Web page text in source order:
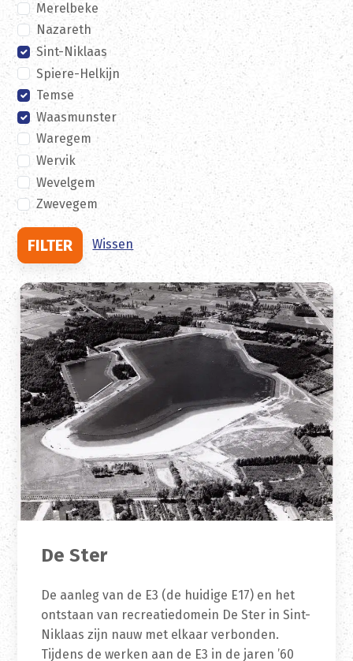
Merelbeke
Nazareth
Sint-Niklaas
Spiere-Helkijn
Temse
Waasmunster
Waregem
Wervik
Wevelgem
Zwevegem
FILTER Wissen
De Ster
De aanleg van de E3 (de huidige E17) en het
ontstaan van recreatiedomein De Ster in Sint-
Niklaas zijn nauw met elkaar verbonden.
Tijdens de werken aan de E3 in de jaren ’60